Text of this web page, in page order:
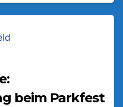
beim Parkfest